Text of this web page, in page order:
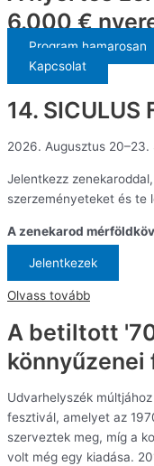
6.000 €
Program hamarosan
Kapcsolat
14. SICULUS
2026. Augusztus 20–23.
Jelentkezz
szerzeményeteket és te
A zenekarod
Jelentkezek
Olvass tovább
A betiltott
könnyűzenei
Udvarhelyszék
fesztivál, amelyet az
szerveztek meg, míg a
volt még egy kiadása.